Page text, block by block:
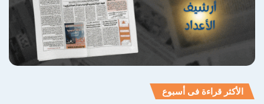
الأكثر قراءة فى أسبوع